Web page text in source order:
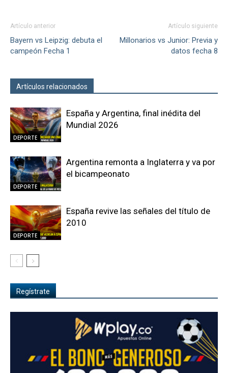
Artículo anterior
Bayern vs Leipzig: debuta el
campeón Fecha 1
Artículo siguiente
Millonarios vs Junior: Previa y
datos fecha 8
Artículos relacionados
DEPORTE
España y Argentina, final inédita del
Mundial 2026
DEPORTE
Argentina remonta a Inglaterra y va por
el bicampeonato
DEPORTE
España revive las señales del título de
2010
Regístrate